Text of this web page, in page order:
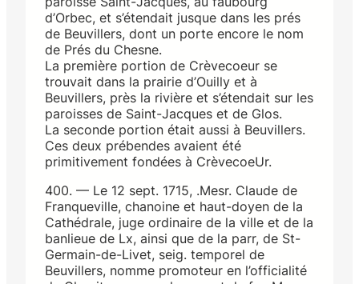
d’Orbec, et s’étendait jusque dans les prés
de Beuvillers, dont un porte encore le nom
de Prés du Chesne.
La première portion de Crèvecoeur se
trouvait dans la prairie d’Ouilly et à
Beuvillers, près la rivière et s’étendait sur les
paroisses de Saint-Jacques et de Glos.
La seconde portion était aussi à Beuvillers.
Ces deux prébendes avaient été
primitivement fondées à CrèvecoeUr.
400. — Le 12 sept. 1715, .Mesr. Claude de
Franqueville, chanoine et haut-doyen de la
Cathédrale, juge ordinaire de la ville et de la
banlieue de Lx, ainsi que de la parr, de St-
Germain-de-Livet, seig. temporel de
Beuvillers, nomme promoteur en l’officialité